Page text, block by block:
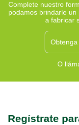
Complete nuestro
podamos brindarle
a fabricar
O
Regístrate